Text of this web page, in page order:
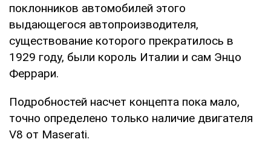
поклонников автомобилей этого
выдающегося автопроизводителя,
существование которого прекратилось в
1929 году, были король Италии и сам Энцо
Феррари.
Подробностей насчет концепта пока мало,
точно определено только наличие двигателя
V8 от Maserati.